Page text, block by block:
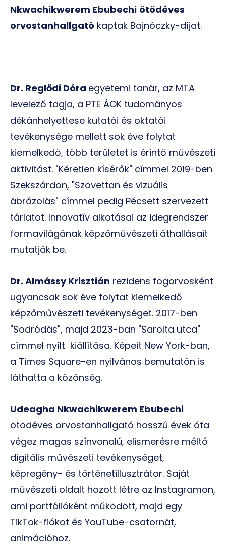
Nkwachikwerem Ebubechi ötödéves
orvostanhallgató kaptak Bajnóczky-díjat.
Dr. Reglődi Dóra egyetemi tanár, az MTA
levelező tagja, a PTE ÁOK tudományos
dékánhelyettese kutatói és oktatói
tevékenysége mellett sok éve folytat
kiemelkedő, több területet is érintő művészeti
aktivitást. "Kéretlen kísérők" címmel 2019-ben
Szekszárdon, "Szövettan és vizuális
ábrázolás" címmel pedig Pécsett szervezett
tárlatot. Innovatív alkotásai az idegrendszer
formavilágának képzőművészeti áthallásait
mutatják be.
Dr. Almássy Krisztián rezidens fogorvosként
ugyancsak sok éve folytat kiemelkedő
képzőművészeti tevékenységet. 2017-ben
"Sodródás", majd 2023-ban "Sarolta utca"
címmel nyílt kiállítása. Képeit New York-ban,
a Times Square-en nyilvános bemutatón is
láthatta a közönség.
Udeagha Nkwachikwerem Ebubechi
ötödéves orvostanhallgató hosszú évek óta
végez magas színvonalú, elismerésre méltó
digitális művészeti tevékenységet,
képregény- és történetillusztrátor. Saját
művészeti oldalt hozott létre az Instagramon,
ami portfólióként működött, majd egy
TikTok-fiókot és YouTube-csatornát,
animációhoz.